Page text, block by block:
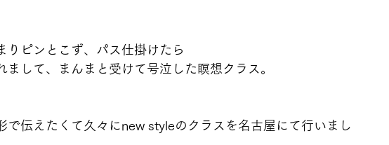
りピンとこず、パス仕掛けたら
まして、まんまと受けて号泣した瞑想クラス。
で伝えたくて久々にnew styleのクラスを名古屋にて行いまし